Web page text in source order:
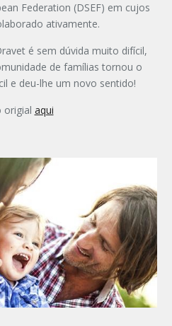
Federation (DSEF) em cujos
ativamente.
é sem dúvida muito difícil,
de famílias tornou o
e deu-lhe um novo sentido!
origial aqui